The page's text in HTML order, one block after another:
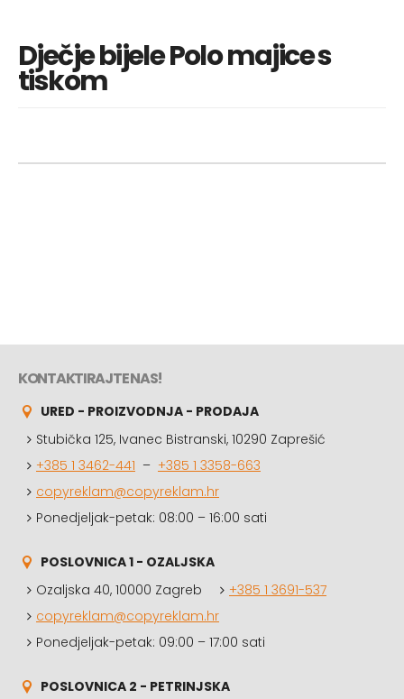
Dječje bijele Polo majice s
tiskom
KONTAKTIRAJTE NAS!
URED - PROIZVODNJA - PRODAJA
Stubička 125, Ivanec Bistranski, 10290 Zaprešić
+385 1 3462-441 – +385 1 3358-663
copyreklam@copyreklam.hr
Ponedjeljak-petak: 08:00 – 16:00 sati
POSLOVNICA 1 - OZALJSKA
Ozaljska 40, 10000 Zagreb
+385 1 3691-537
copyreklam@copyreklam.hr
Ponedjeljak-petak: 09:00 – 17:00 sati
POSLOVNICA 2 - PETRINJSKA